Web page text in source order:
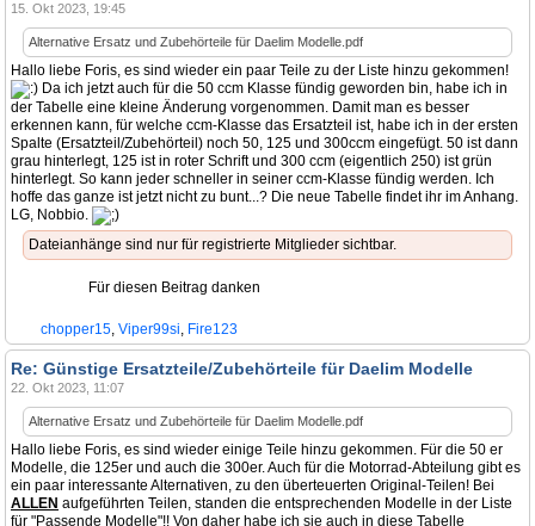
15. Okt 2023, 19:45
Alternative Ersatz und Zubehörteile für Daelim Modelle.pdf
Hallo liebe Foris, es sind wieder ein paar Teile zu der Liste hinzu gekommen!
Da ich jetzt auch für die 50 ccm Klasse fündig geworden bin, habe ich in
der Tabelle eine kleine Änderung vorgenommen. Damit man es besser
erkennen kann, für welche ccm-Klasse das Ersatzteil ist, habe ich in der ersten
Spalte (Ersatzteil/Zubehörteil) noch 50, 125 und 300ccm eingefügt. 50 ist dann
grau hinterlegt, 125 ist in roter Schrift und 300 ccm (eigentlich 250) ist grün
hinterlegt. So kann jeder schneller in seiner ccm-Klasse fündig werden. Ich
hoffe das ganze ist jetzt nicht zu bunt...? Die neue Tabelle findet ihr im Anhang.
LG, Nobbio.
Dateianhänge sind nur für registrierte Mitglieder sichtbar.
Für diesen Beitrag danken
chopper15, Viper99si, Fire123
Re: Günstige Ersatzteile/Zubehörteile für Daelim Modelle
22. Okt 2023, 11:07
Alternative Ersatz und Zubehörteile für Daelim Modelle.pdf
Hallo liebe Foris, es sind wieder einige Teile hinzu gekommen. Für die 50 er
Modelle, die 125er und auch die 300er. Auch für die Motorrad-Abteilung gibt es
ein paar interessante Alternativen, zu den überteuerten Original-Teilen! Bei
ALLEN aufgeführten Teilen, standen die entsprechenden Modelle in der Liste
für "Passende Modelle"!! Von daher habe ich sie auch in diese Tabelle